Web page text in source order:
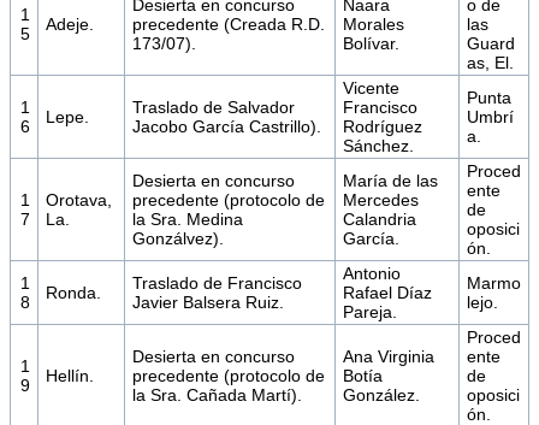
1
5
Adeje.
Desierta en concurso
precedente (Creada R.D.
173/07).
Naara
Morales
Bolívar.
o de
las
Guard
as, El.
1
6
Lepe.
Traslado de Salvador
Jacobo García Castrillo).
Vicente
Francisco
Rodríguez
Sánchez.
Punta
Umbrí
a.
1
7
Orotava,
La.
Desierta en concurso
precedente (protocolo de
la Sra. Medina
Gonzálvez).
María de las
Mercedes
Calandria
García.
Proced
ente
de
oposici
ón.
1
8
Ronda.
Traslado de Francisco
Javier Balsera Ruiz.
Antonio
Rafael Díaz
Pareja.
Marmo
lejo.
1
9
Hellín.
Desierta en concurso
precedente (protocolo de
la Sra. Cañada Martí).
Ana Virginia
Botía
González.
Proced
ente
de
oposici
ón.